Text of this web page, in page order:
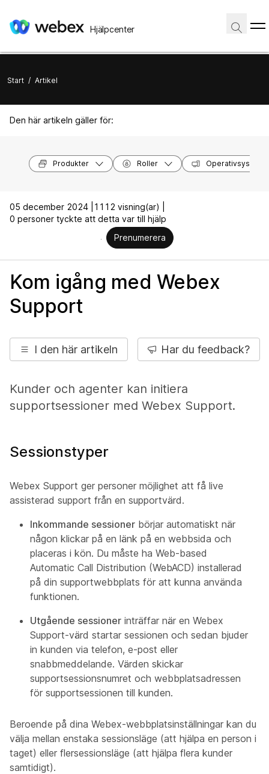
Hjälpcenter
Start / Artikel
Den här artikeln gäller för:
Produkter Roller Operativsystem
05 december 2024 |
1112 visning(ar) |
0 personer tyckte att detta var till hjälp
Prenumerera
Kom igång med Webex
Support
I den här artikeln Har du feedback?
Kunder och agenter kan initiera
supportsessioner med Webex Support.
Sessionstyper
Webex Support ger personer möjlighet att få live
assisterad support från en supportvärd.
Inkommande sessioner börjar automatiskt när
någon klickar på en länk på en webbsida och
placeras i kön. Du måste ha Web-based
Automatic Call Distribution (WebACD) installerad
på din supportwebbplats för att kunna använda
funktionen.
Utgående sessioner inträffar när en Webex
Support-värd startar sessionen och sedan bjuder
in kunden via telefon, e-post eller
snabbmeddelande. Värden skickar
supportsessionsnumret och webbplatsadressen
för supportsessionen till kunden.
Beroende på dina Webex-webbplatsinställningar kan du
välja mellan enstaka sessionsläge (att hjälpa en person i
taget) eller flersessionsläge (att hjälpa flera kunder
samtidigt).